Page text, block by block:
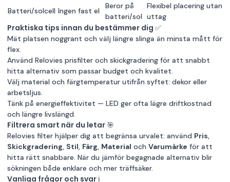
Batteri/solcell Ingen fast el
Beror på
batteri/sol
Flexibel placering utan
uttag
Praktiska tips innan du bestämmer dig ✅
Mät platsen noggrant och välj längre slinga än minsta mått för
flex.
Använd Relovies prisfilter och skickgradering för att snabbt
hitta alternativ som passar budget och kvalitet.
Välj material och färgtemperatur utifrån syftet: dekor eller
arbetsljus.
Tänk på energieffektivitet — LED ger ofta lägre driftkostnad
och längre livslängd.
Filtrera smart när du letar 🎯
Relovies filter hjälper dig att begränsa urvalet: använd Pris
Skickgradering Stil Färg Material och Varumärke för att
hitta rätt snabbare. När du jämför begagnade alternativ blir
sökningen både enklare och mer träffsäker.
Vanliga frågor och svar ℹ️